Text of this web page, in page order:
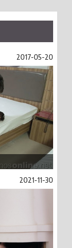
2017-05-20
2021-11-30